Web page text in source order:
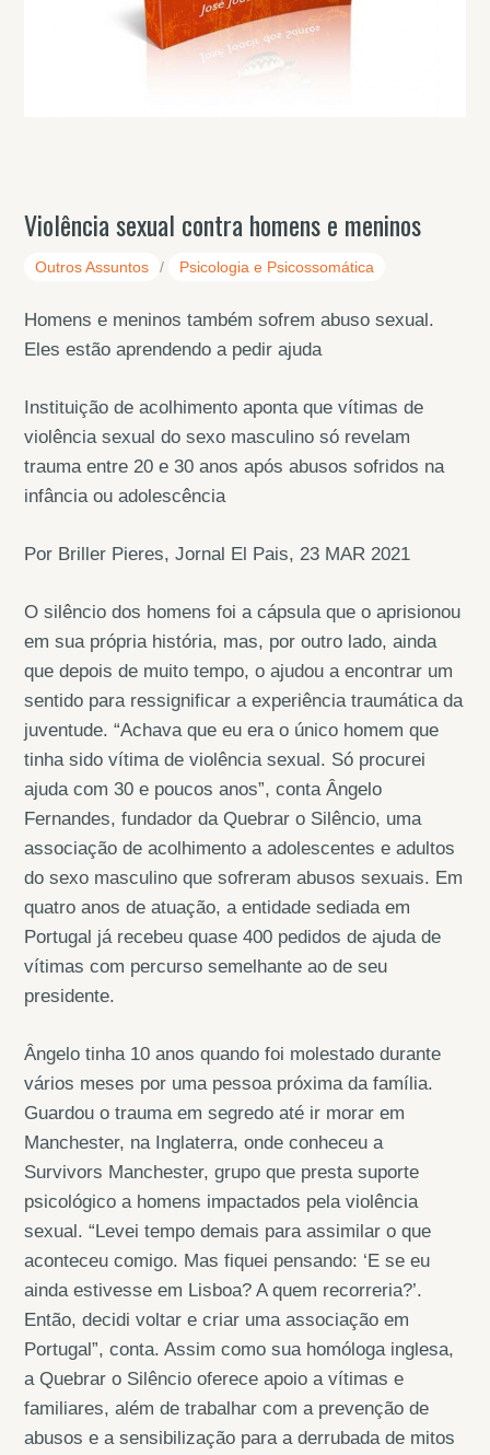
Violência sexual contra homens e meninos
Outros Assuntos / Psicologia e Psicossomática
Homens e meninos também sofrem abuso sexual.
Eles estão aprendendo a pedir ajuda
Instituição de acolhimento aponta que vítimas de
violência sexual do sexo masculino só revelam
trauma entre 20 e 30 anos após abusos sofridos na
infância ou adolescência
Por Briller Pieres, Jornal El Pais, 23 MAR 2021
O silêncio dos homens foi a cápsula que o aprisionou
em sua própria história, mas, por outro lado, ainda
que depois de muito tempo, o ajudou a encontrar um
sentido para ressignificar a experiência traumática da
juventude. “Achava que eu era o único homem que
tinha sido vítima de violência sexual. Só procurei
ajuda com 30 e poucos anos”, conta Ângelo
Fernandes, fundador da Quebrar o Silêncio, uma
associação de acolhimento a adolescentes e adultos
do sexo masculino que sofreram abusos sexuais. Em
quatro anos de atuação, a entidade sediada em
Portugal já recebeu quase 400 pedidos de ajuda de
vítimas com percurso semelhante ao de seu
presidente.
Ângelo tinha 10 anos quando foi molestado durante
vários meses por uma pessoa próxima da família.
Guardou o trauma em segredo até ir morar em
Manchester, na Inglaterra, onde conheceu a
Survivors Manchester, grupo que presta suporte
psicológico a homens impactados pela violência
sexual. “Levei tempo demais para assimilar o que
aconteceu comigo. Mas fiquei pensando: ‘E se eu
ainda estivesse em Lisboa? A quem recorreria?’.
Então, decidi voltar e criar uma associação em
Portugal”, conta. Assim como sua homóloga inglesa,
a Quebrar o Silêncio oferece apoio a vítimas e
familiares, além de trabalhar com a prevenção de
abusos e a sensibilização para a derrubada de mitos